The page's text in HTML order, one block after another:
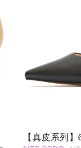
【真皮系列